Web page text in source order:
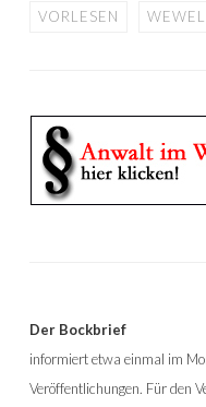
VORLESEN
Der Bockbrief
informiert etwa einmal im
Veröffentlichungen. Für den